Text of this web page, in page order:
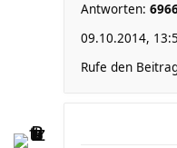
Antworten:
09.10.2014,
Rufe den